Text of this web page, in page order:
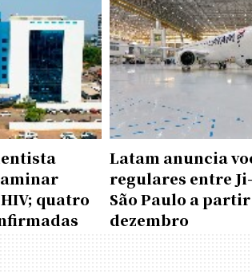
quatro
Latam anuncia
regulares entre
São Paulo a
dezembro